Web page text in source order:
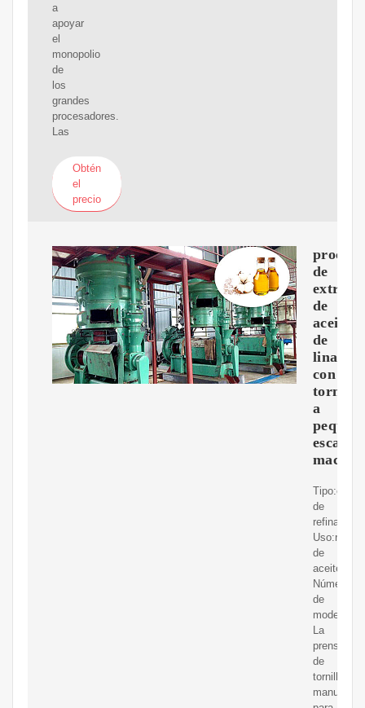
a
apoyar
el
monopolio
de
los
grandes
procesadores.
Las
Obtén
el
precio
proceso
de
de
aceite
de
linaza
con
tornillo
a
escala
de
refinación
de
Número
de
La
prensa
de
tornillo
manual: